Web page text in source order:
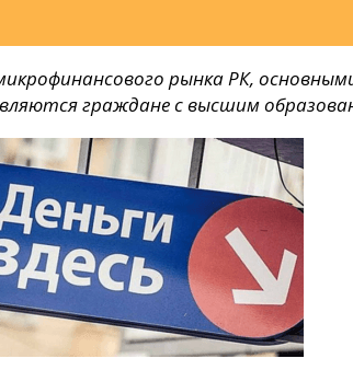
рынка РК,
граждане с высшим